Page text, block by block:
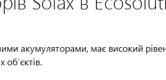
акумуляторами, має високий